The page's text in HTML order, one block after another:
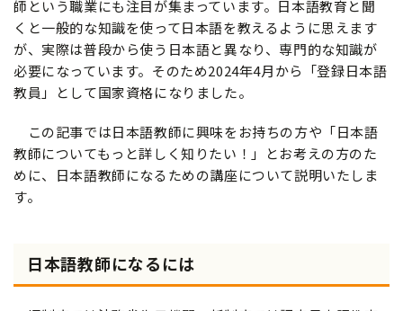
師という職業にも注目が集まっています。日本語教育と聞
くと一般的な知識を使って日本語を教えるように思えます
が、実際は普段から使う日本語と異なり、専門的な知識が
必要になっています。そのため2024年4月から「登録日本語
教員」として国家資格になりました。
この記事では日本語教師に興味をお持ちの方や「日本語
教師についてもっと詳しく知りたい！」とお考えの方のた
めに、日本語教師になるための講座について説明いたしま
す。
日本語教師になるには